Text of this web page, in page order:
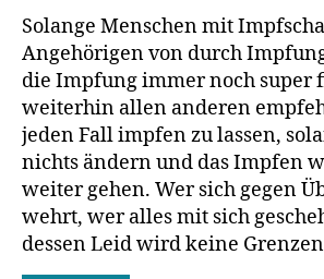
Solange Menschen mit
Angehörigen von durch
die Impfung immer noch super
weiterhin allen anderen
jeden Fall impfen zu lassen,
nichts ändern und das Impfen
weiter gehen. Wer sich gegen
wehrt, wer alles mit sich
dessen Leid wird keine